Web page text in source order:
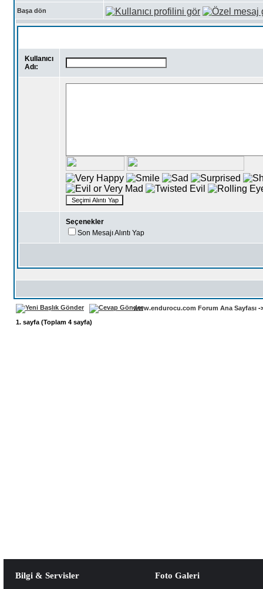
Başa dön
Kullanıcı
Adı:
Seçenekler
Son Mesajı Alıntı Yap
www.endurocu.com Forum Ana Sayfası -
1. sayfa (Toplam 4 sayfa)
Bilgi & Servisler Foto Galeri